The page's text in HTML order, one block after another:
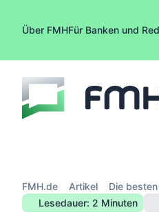
Über FMHFür Banken und
FMH.de Artikel
Die
Lesedauer: 2 Minuten